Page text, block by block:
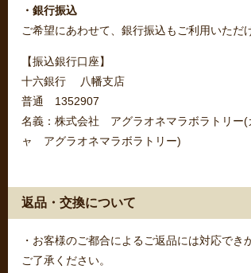
・銀行振込
ご希望にあわせて、銀行振込もご利用いただ
【振込銀行口座】
十六銀行 八幡支店
普通 1352907
名義：株式会社 アグラオネマラボラトリー(
ャ アグラオネマラボラトリー)
返品・交換について
・お客様のご都合によるご返品には対応でき
ご了承ください。